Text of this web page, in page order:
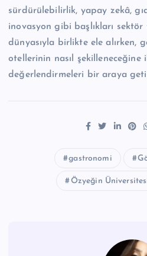
sürdürülebilirlik, yapay zekâ,
inovasyon gibi başlıkları
dünyasıyla birlikte ele alırken,
otellerinin nasıl şekilleneceğine
değerlendirmeleri bir araya
gastronomi
Özyeğin